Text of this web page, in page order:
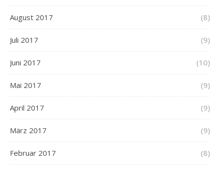
August 2017 (8)
Juli 2017 (9)
Juni 2017 (10)
Mai 2017 (9)
April 2017 (9)
März 2017 (9)
Februar 2017 (8)